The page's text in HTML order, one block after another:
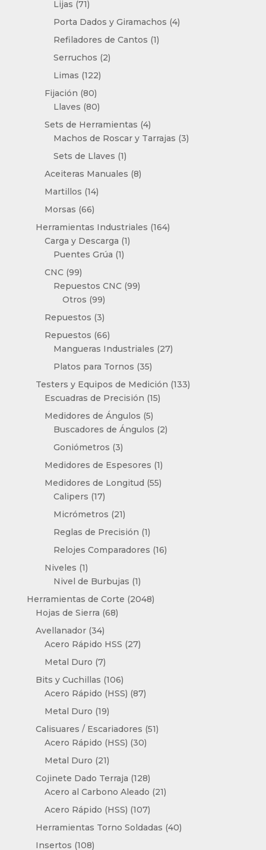
Lijas 7171
productos
Porta Dados y Giramachos 44
Refiladores de Cantos 11
Serruchos 22
Limas 122122
Fijación 8080
productos
Llaves 8080
productos
Sets de Herramientas 44
productos
Machos de Roscar y Tarrajas 33
Sets de Llaves 11
producto
Aceiteras Manuales 88
Martillos 1414
Morsas 6666
productos
Herramientas Industriales 164164
Carga y Descarga 11
Puentes Grúa 11
CNC 9999
productos
Repuestos CNC 9999
Otros 9999
productos
Repuestos 33
productos
Repuestos 6666
productos
Mangueras Industriales 2727
Platos para Tornos 3535
productos
Testers y Equipos de Medición 133133
Escuadras de Precisión 1515
Medidores de Ángulos 55
productos
Buscadores de Ángulos 22
Goniómetros 33
productos
Medidores de Espesores 11
producto
Medidores de Longitud 5555
Calipers 1717
productos
Micrómetros 2121
productos
Reglas de Precisión 11
producto
Relojes Comparadores 1616
Niveles 11
producto
Nivel de Burbujas 11
producto
Herramientas de Corte 20482048
Hojas de Sierra 6868
Avellanador 3434
productos
Acero Rápido HSS 2727
Metal Duro 77
productos
Bits y Cuchillas 106106
productos
Acero Rápido (HSS) 8787
Metal Duro 1919
productos
Calisuares / Escariadores 5151
Acero Rápido (HSS) 3030
Metal Duro 2121
productos
Cojinete Dado Terraja 128128
productos
Acero al Carbono Aleado 2121
Acero Rápido (HSS) 107107
productos
Herramientas Torno Soldadas 4040
Insertos 108108